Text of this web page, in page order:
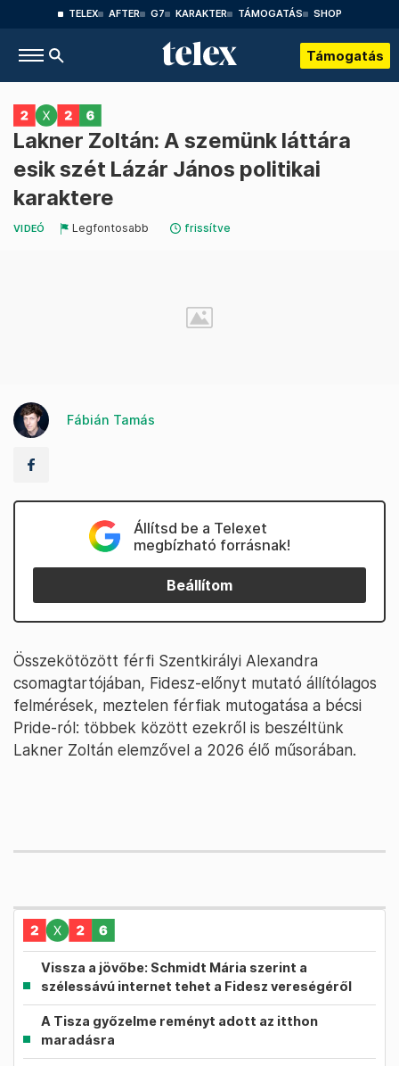
TELEX AFTER G7 KARAKTER TÁMOGATÁS SHOP
Támogatás
Lakner Zoltán: A szemünk láttára
esik szét Lázár János politikai
karaktere
VIDEÓ Legfontosabb frissítve
Fábián Tamás
Állítsd be a Telexet
megbízható forrásnak!
Beállítom
Összekötözött férfi Szentkirályi Alexandra
csomagtartójában, Fidesz-előnyt mutató állítólagos
felmérések, meztelen férfiak mutogatása a bécsi
Pride-ról: többek között ezekről is beszéltünk
Lakner Zoltán elemzővel a 2026 élő műsorában.
Vissza a jövőbe: Schmidt Mária szerint a
szélessávú internet tehet a Fidesz vereségéről
A Tisza győzelme reményt adott az itthon
maradásra